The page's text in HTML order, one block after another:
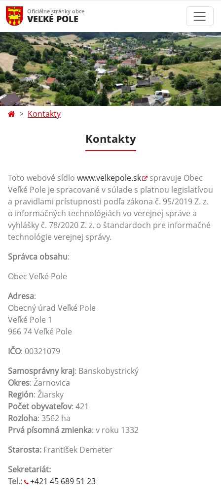
Oficiálne stránky obce
VEĽKÉ POLE
Kontakty
Kontakty
Toto webové sídlo www.velkepole.sk
spravuje Obec
Veľké Pole je spracované v súlade s platnou legislatívou
a pravidlami prístupnosti podľa zákona č. 95/2019 Z. z.
o informačných technológiách vo verejnej správe a
vyhlášky č. 78/2020 Z. z. o štandardoch pre informačné
technológie verejnej správy.
Správca obsahu:
Obec Veľké Pole
Adresa:
Obecný úrad Veľké Pole
Veľké Pole 1
966 74 Veľké Pole
IČO: 00321079
Samosprávny kraj: Banskobystrický
Okres: Žarnovica
Región: Žiarsky
Počet obyvateľov: 421
Rozloha: 3562 ha
Prvá písomná zmienka: v roku 1332
Starosta: František Demeter
Sekretariát:
Tel.:
+421 45 689 51 23